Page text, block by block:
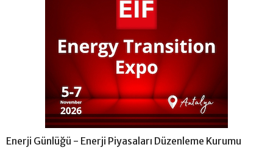
Enerji Günlüğü - Enerji Piyasaları Düzenleme Kurumu